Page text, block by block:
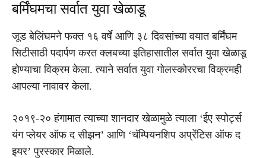
बर्मिंघमचा सर्वात युवा खेळाडू
जूड बेलिंघमने फक्त १६ वर्षे आणि ३८ दिवसांच्या वयात बर्मिंघम
सिटीसाठी पदार्पण करत क्लबच्या इतिहासातील सर्वात युवा खेळाडू
होण्याचा विक्रम केला. त्याने सर्वात युवा गोलस्कोररचा विक्रमही
आपल्या नावावर केला.
२०१९-२० हंगामात त्याच्या शानदार खेळामुळे त्याला ‘ईए स्पोर्ट्स
यंग प्लेयर ऑफ द सीझन’ आणि ‘चॅम्पियनशिप अप्रेंटिस ऑफ द
इयर’ पुरस्कार मिळाले.